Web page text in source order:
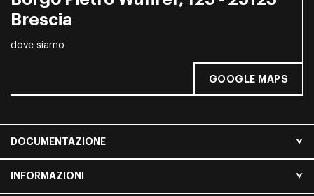
Brescia
dove siamo
GOOGLE MAPS
DOCUMENTAZIONE
INFORMAZIONI